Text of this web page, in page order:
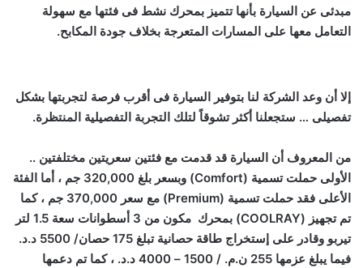
مبدئى عن السيارة بأنها تتميز بمحرك نشط فى فئتها مع سهولة
التعامل معها على المسارات المتعرجة بخلاف جودة المكابح.
إلا أن وعد الشركة لنا بتوفير السيارة فى أقرب فرصة لتجربتها بشكل
تفصيلى … ستجعلنا أكثر تشوقاً لتلك التجربة التفصيلية المنتظرة.
من المعروف أن السيارة قد قدمت مع فئتين سعريتين مختلفتين ..
الأولى حملت تسمية (Comfort
) وبسعر بلغ 320,000 جم ، أما الفئة
الأعلى فقد حملت تسمية (Premium
) مع سعر 370,000 جم ، كما
تم تجهيز (COOLRAY
) بمحرك مكون من 3 أسطوانات سعة 1.5 لتر
تيربو وقادر على إستخراج طاقة حصانية تبلغ 175 حصان/ 5500 د.د.
فيما يبلغ عزمها 255 ن.م. / 1500 – 4000 د.د. ، كما تم دعمها